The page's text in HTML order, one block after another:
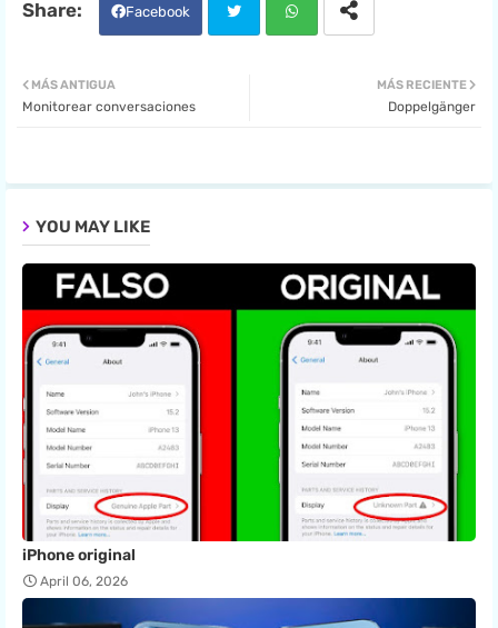
Facebook
MÁS RECIENTE
Doppelgänger
MÁS ANTIGUA
Monitorear conversaciones
YOU MAY LIKE
iPhone original
April 06, 2026